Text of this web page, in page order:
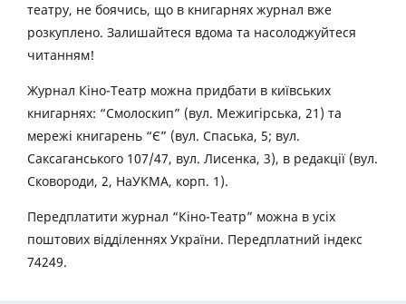
театру, не боячись, що в книгарнях журнал вже
розкуплено. Залишайтеся вдома та насолоджуйтеся
читанням!
Журнал Кіно-Театр можна придбати в київських
книгарнях: “Смолоскип” (вул. Межигірська, 21) та
мережі книгарень “Є” (вул. Спаська, 5; вул.
Саксаганського 107/47, вул. Лисенка, 3), в редакції (вул.
Сковороди, 2, НаУКМА, корп. 1).
Передплатити журнал “Кіно-Театр” можна в усіх
поштових відділеннях України. Передплатний індекс
74249.